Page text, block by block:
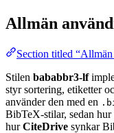
Allmän
Section titled
Stilen bababbr3-lf
styr sortering, etiketter
använder den med en
BibTeX-stilar, sedan hur
hurCiteDrive synkar